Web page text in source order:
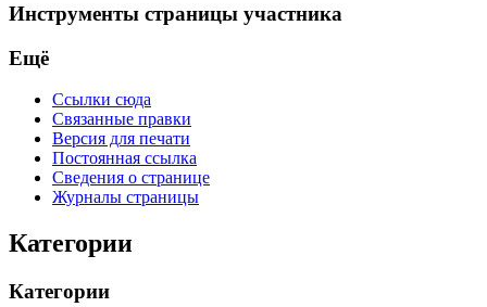
Инструменты страницы участника
Ещё
Ссылки сюда
Связанные правки
Версия для печати
Постоянная ссылка
Сведения о странице
Журналы страницы
Категории
Категории